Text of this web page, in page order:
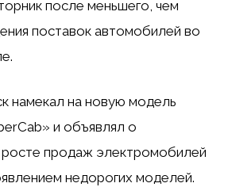
после меньшего, чем
поставок автомобилей во
намекал на новую модель
и объявлял о
продаж электромобилей
недорогих моделей.